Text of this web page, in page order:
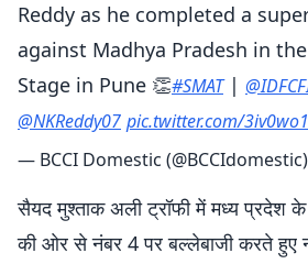
Reddy as he completed a
against Madhya Pradesh in
Stage in Pune 👏#SMAT|
@NKReddy07 pic.twitter.com/
— BCCI Domestic (@BCCIdomestic)
सैयद मुश्ताक अली ट्रॉफी में मध्य प्रदेश
की ओर से नंबर 4 पर बल्लेबाजी करते हुए